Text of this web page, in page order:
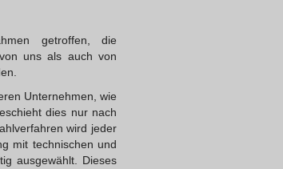
getroffen, die
uns als auch von
Unternehmen, wie
dies nur nach
wird jeder
mit technischen und
ausgewählt. Dieses